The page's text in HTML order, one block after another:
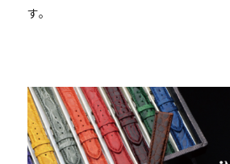
す。